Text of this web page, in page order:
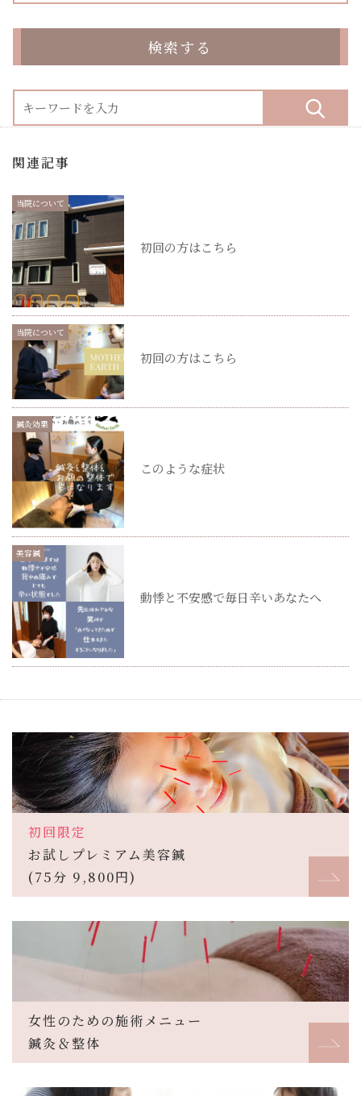
検索する
関連記事
当院について
初回の方はこちら
当院について
初回の方はこちら
鍼灸効果
このような症状
美容鍼
動悸と不安感で毎日辛いあなたへ
初回限定
お試しプレミアム美容鍼
(75分 9,800円)
女性のための施術メニュー
鍼灸＆整体